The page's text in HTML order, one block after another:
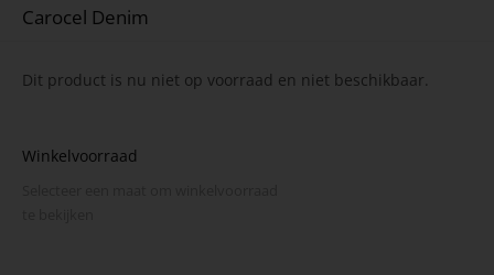
Carocel Denim
Dit product is nu niet op voorraad en niet beschikbaar.
Winkelvoorraad